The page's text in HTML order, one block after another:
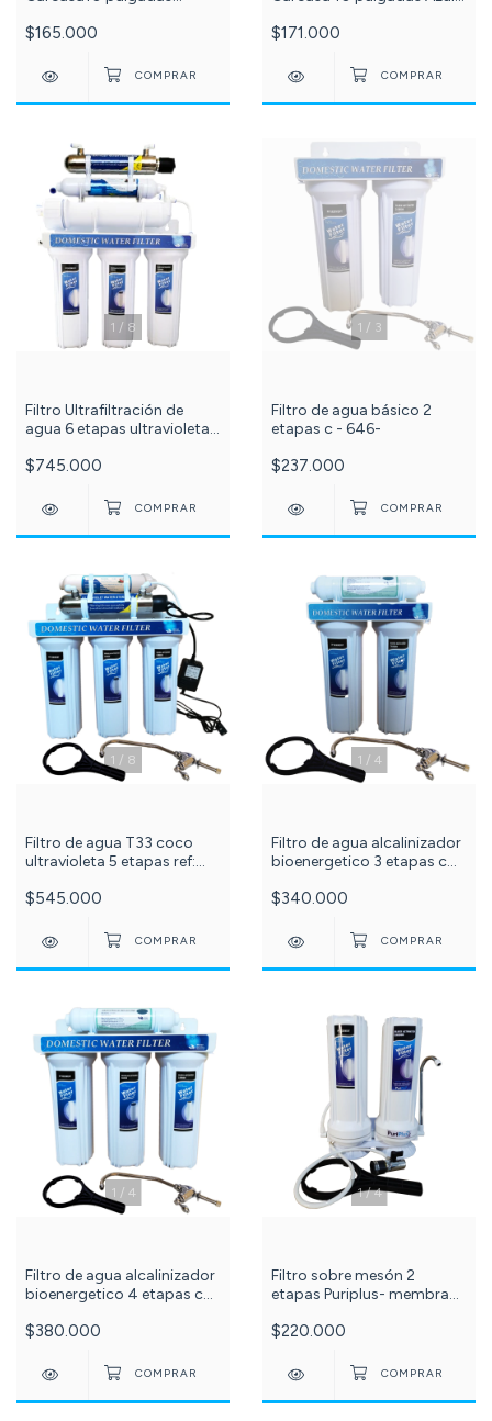
membrana filtrante carbón
87-24-
$165.000
membrana filtrante carbón
73-87-24
$171.000
1 / 8
Filtro Ultrafiltración de
agua 6 etapas ultravioleta
-536-
$745.000
1 / 3
Filtro de agua básico 2
etapas c - 646-
$237.000
1 / 8
Filtro de agua T33 coco
ultravioleta 5 etapas ref:
$545.000
1 / 4
Filtro de agua alcalinizador
bioenergetico 3 etapas c
$340.000
1 / 4
Filtro de agua alcalinizador
bioenergetico 4 etapas c
$380.000
1/4
Filtro sobre mesón 2
etapas Puriplus- membrana
$220.000